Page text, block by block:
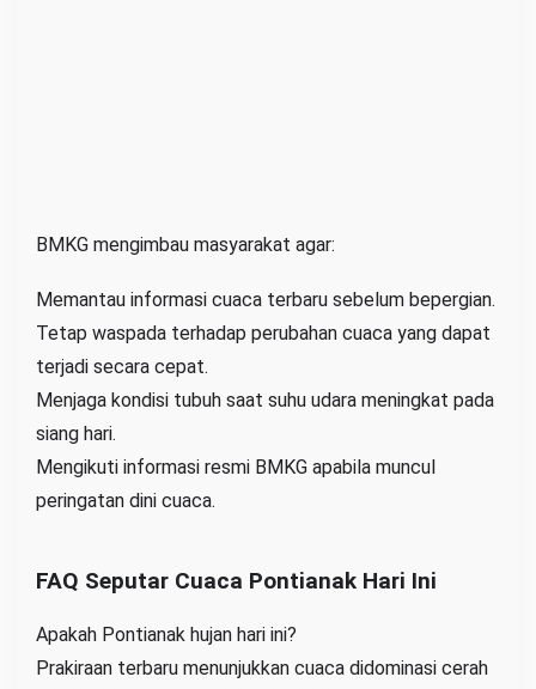
BMKG mengimbau masyarakat agar:
Memantau informasi cuaca terbaru sebelum bepergian.
Tetap waspada terhadap perubahan cuaca yang dapat
terjadi secara cepat.
Menjaga kondisi tubuh saat suhu udara meningkat pada
siang hari.
Mengikuti informasi resmi BMKG apabila muncul
peringatan dini cuaca.
FAQ Seputar Cuaca Pontianak Hari Ini
Apakah Pontianak hujan hari ini?
Prakiraan terbaru menunjukkan cuaca didominasi cerah